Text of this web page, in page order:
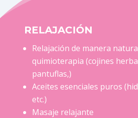
RELAJACIÓN
Relajación de manera
quimioterapia (cojines
pantuflas,)
Aceites esenciales puros
etc.)
Masaje relajante